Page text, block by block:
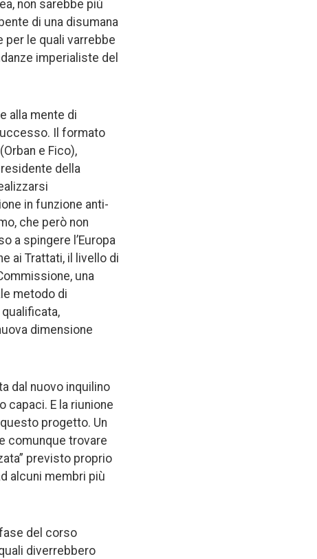
non sarebbe più
di una disumana
le quali varrebbe
imperialiste del
alla mente di
Il formato
e Fico),
della
in funzione anti-
che però non
a spingere l’Europa
ai Trattati, il livello di
una
metodo di
dimensione
dal nuovo inquilino
capaci. E la riunione
progetto. Un
comunque trovare
previsto proprio
alcuni membri più
del corso
diverrebbero